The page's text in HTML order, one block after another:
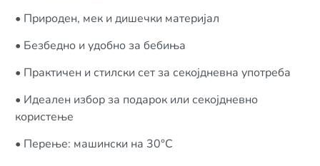
• Природен, мек и дишечки материјал
• Безбедно и удобно за бебиња
• Практичен и стилски сет за секојдневна употреба
• Идеален избор за подарок или секојдневно
користење
• Перење: машински на 30°C